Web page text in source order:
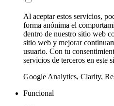
Al aceptar estos servicios,
forma anónima el
dentro de nuestro sitio web
sitio web y mejorar
usuario. Con tu
servicios de terceros en este
Google Analytics, Clarity,
Funcional